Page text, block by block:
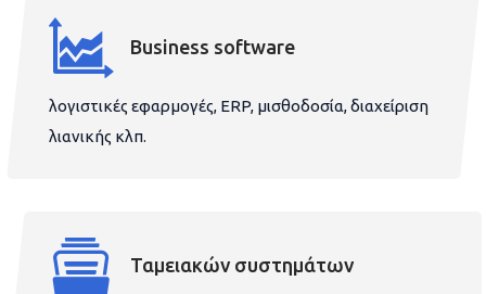
Business software
λογιστικές εφαρμογές, ERP, μισθοδοσία, διαχείριση
λιανικής κλπ.
Ταμειακών συστημάτων